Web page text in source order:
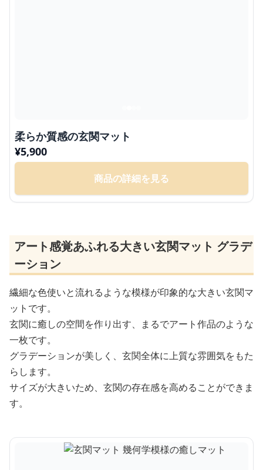
柔らか質感の玄関マット
¥5,900
商品の詳細を見る
アート感覚あふれる大きい玄関マット グラデ
ーション
繊細な色使いと流れるような模様が印象的な大きい玄関マ
ットです。
玄関に癒しの空間を作り出す、まるでアート作品のような
一枚です。
グラデーションが美しく、玄関全体に上質な雰囲気をもた
らします。
サイズが大きいため、玄関の存在感を高めることができま
す。